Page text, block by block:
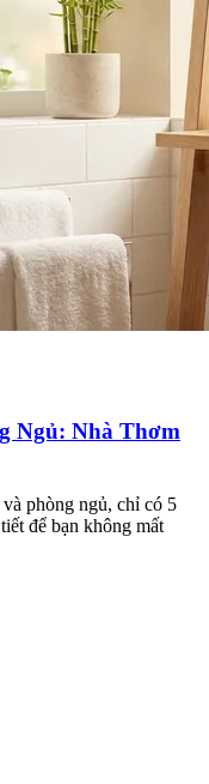
Ngủ: Nhà Thơm
phòng ngủ, chỉ có 5
để bạn không mất